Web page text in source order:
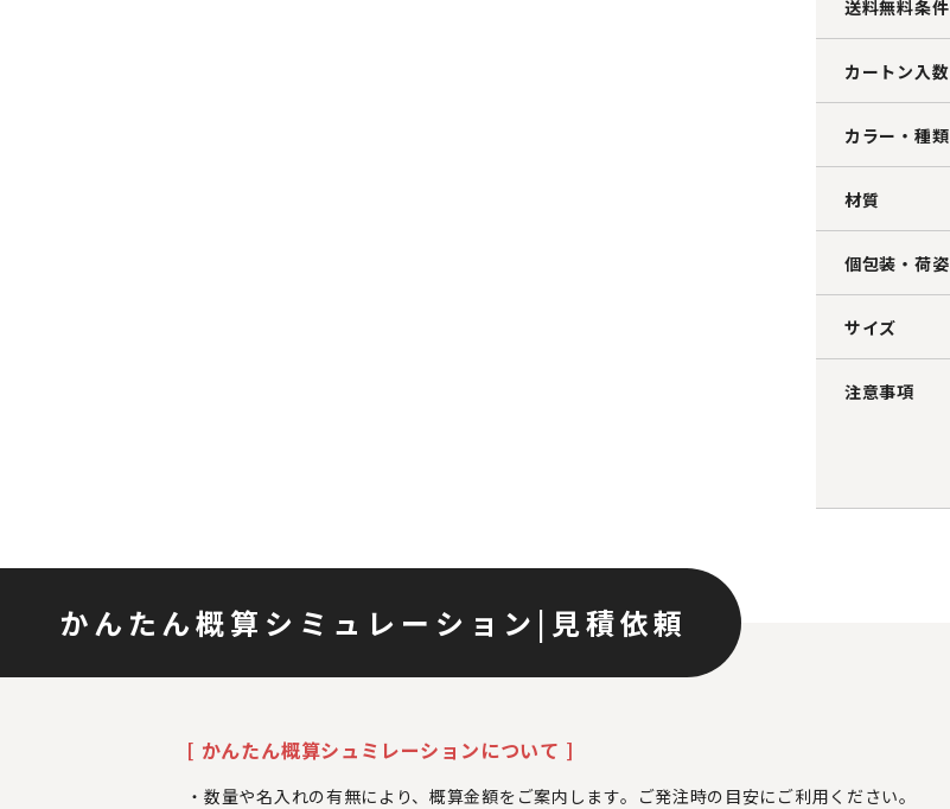
送料無料条件
カートン入数
カラー・種類
材質
個包装・荷姿
サイズ
注意事項
かんたん概算シミュレーション | 見積依頼
[ かんたん概算シュミレーションについて ]
数量や名入れの有無により、概算金額をご案内します。ご発注時の目安にご利用ください。